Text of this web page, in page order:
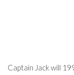
Captain Jack will